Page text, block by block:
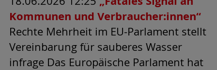
Kommunen und Verbraucher:innen“
Rechte Mehrheit im EU-Parlament stellt
Vereinbarung für sauberes Wasser
infrage Das Europäische Parlament hat